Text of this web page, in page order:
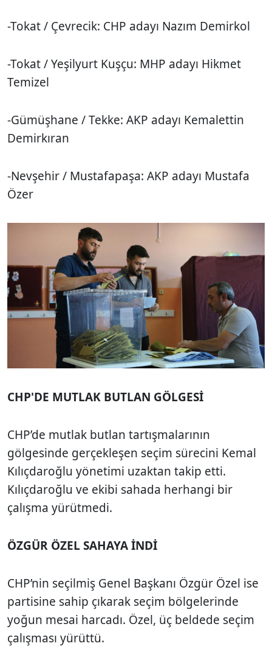
-Tokat / Çevrecik: CHP adayı Nazım Demirkol
-Tokat / Yeşilyurt Kuşçu: MHP adayı Hikmet
Temizel
-Gümüşhane / Tekke: AKP adayı Kemalettin
Demirkıran
-Nevşehir / Mustafapaşa: AKP adayı Mustafa
Özer
CHP'DE MUTLAK BUTLAN GÖLGESİ
CHP’de mutlak butlan tartışmalarının
gölgesinde gerçekleşen seçim sürecini Kemal
Kılıçdaroğlu yönetimi uzaktan takip etti.
Kılıçdaroğlu ve ekibi sahada herhangi bir
çalışma yürütmedi.
ÖZGÜR ÖZEL SAHAYA İNDİ
CHP’nin seçilmiş Genel Başkanı Özgür Özel ise
partisine sahip çıkarak seçim bölgelerinde
yoğun mesai harcadı. Özel, üç beldede seçim
çalışması yürüttü.